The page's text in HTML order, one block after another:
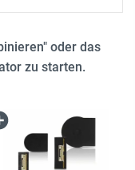
oder das
zu starten.